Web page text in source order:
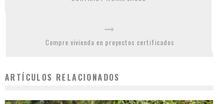
Compre vivienda en proyectos certificados
ARTÍCULOS RELACIONADOS